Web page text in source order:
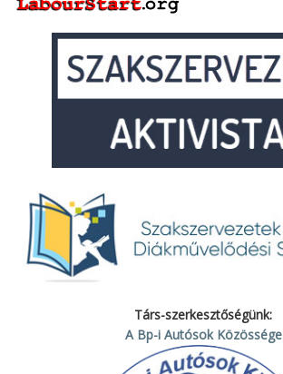
Társ-szerkesztőségünk:
A Bp-i Autósok Közössége